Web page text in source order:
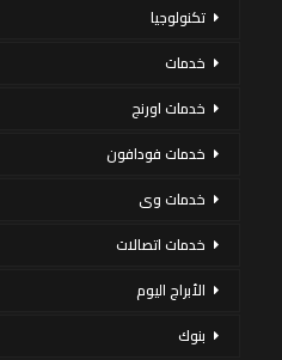
تكنولوجيا
خدمات
خدمات اورنج
خدمات فودافون
خدمات وى
خدمات اتصالات
الأبراج اليوم
بنوك